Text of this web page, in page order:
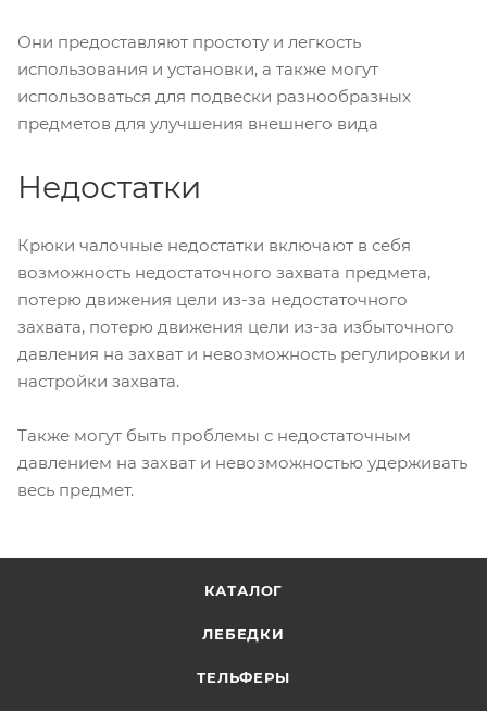
Они предоставляют простоту и легкость
использования и установки, а также могут
использоваться для подвески разнообразных
предметов для улучшения внешнего вида
Недостатки
Крюки чалочные недостатки включают в себя
возможность недостаточного захвата предмета,
потерю движения цели из-за недостаточного
захвата, потерю движения цели из-за избыточного
давления на захват и невозможность регулировки и
настройки захвата.
Также могут быть проблемы с недостаточным
давлением на захват и невозможностью удерживать
весь предмет.
КАТАЛОГ
ЛЕБЕДКИ
ТЕЛЬФЕРЫ